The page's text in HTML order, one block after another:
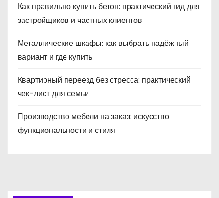
Как правильно купить бетон: практический гид для
застройщиков и частных клиентов
Металлические шкафы: как выбрать надёжный
вариант и где купить
Квартирный переезд без стресса: практический
чек-лист для семьи
Производство мебели на заказ: искусство
функциональности и стиля